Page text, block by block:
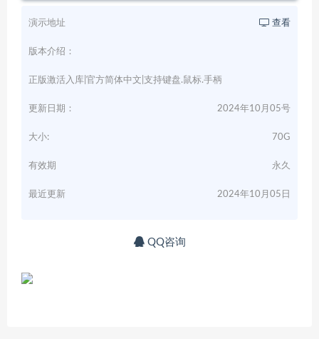
演示地址 查看
版本介绍：
正版激活入库|官方简体中文|支持键盘.鼠标.手柄
更新日期： 2024年10月05号
大小: 70G
有效期 永久
最近更新 2024年10月05日
QQ咨询